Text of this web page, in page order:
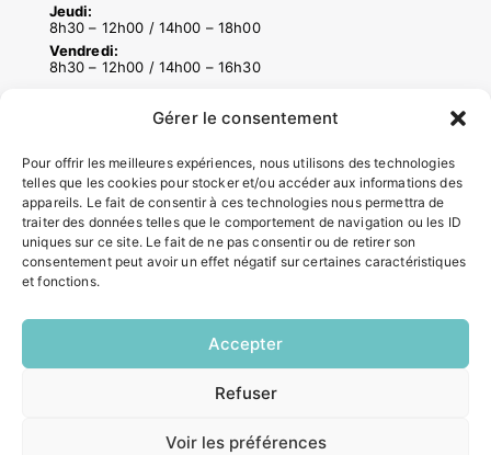
Gérer le consentement
Pour offrir les meilleures expériences, nous utilisons des technologies
telles que les cookies pour stocker et/ou accéder aux informations des
appareils. Le fait de consentir à ces technologies nous permettra de
traiter des données telles que le comportement de navigation ou les ID
uniques sur ce site. Le fait de ne pas consentir ou de retirer son
consentement peut avoir un effet négatif sur certaines caractéristiques
et fonctions.
Accepter
Refuser
Voir les préférences
Jeudi:
8h30 – 12h00 / 14h00 – 18h00
Vendredi:
8h30 – 12h00 / 14h00 – 16h30
Contacter la mairie
Pôle santé
Le Saucatais
Formalités administratives
Restauration scolaire
Demander un composteur
INFORMATIONS LÉGALES